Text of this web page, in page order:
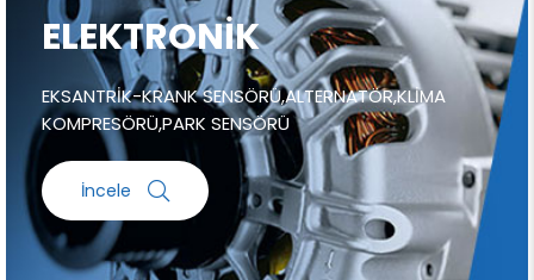
ELEKTRONİK
EKSANTRİK-KRANK SENSÖRÜ,ALTERNATÖR,KLİMA
KOMPRESÖRÜ,PARK SENSÖRÜ
İncele